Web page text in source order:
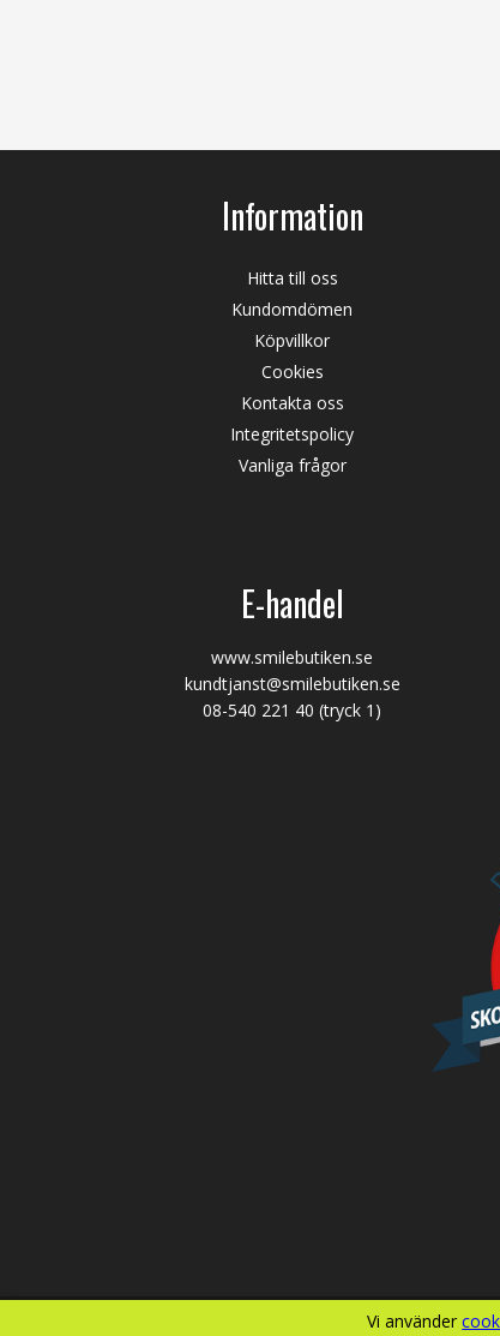
Vi använder
Information
Hitta till oss
Kundomdömen
Köpvillkor
Cookies
Kontakta oss
Integritetspolicy
Vanliga frågor
E-handel
www.smilebutiken.se
kundtjanst@smilebutiken.se
08-540 221 40 (tryck 1)